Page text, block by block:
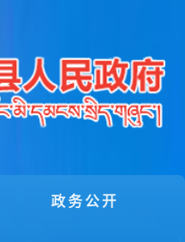
政务公开